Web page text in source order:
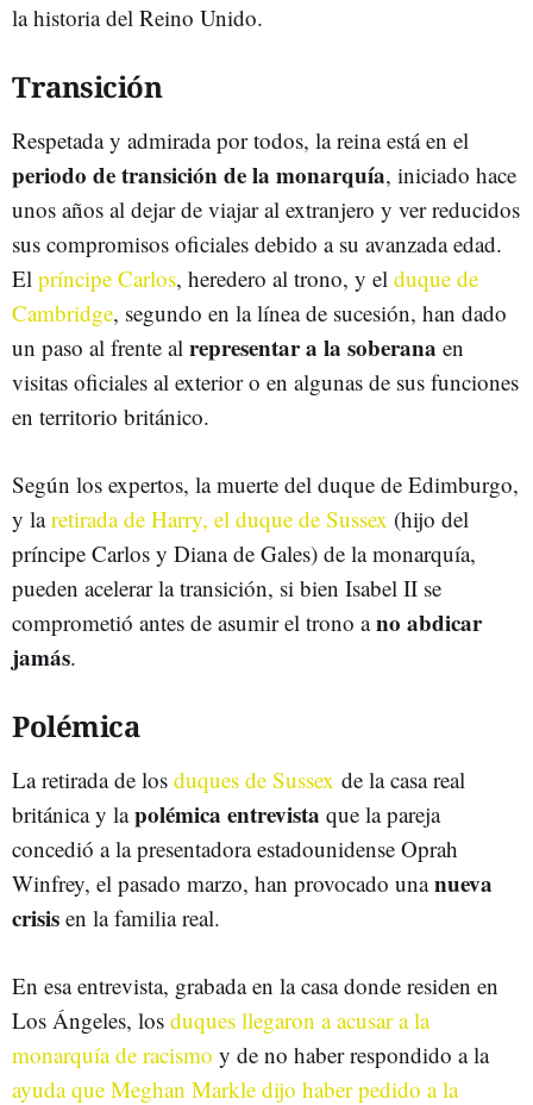
la historia del Reino Unido.
Transición
Respetada y admirada por todos, la reina está en el
periodo de transición de la monarquía, iniciado hace
unos años al dejar de viajar al extranjero y ver reducidos
sus compromisos oficiales debido a su avanzada edad.
El príncipe Carlos, heredero al trono, y el duque de
Cambridge, segundo en la línea de sucesión, han dado
un paso al frente al representar a la soberana en
visitas oficiales al exterior o en algunas de sus funciones
en territorio británico.
Según los expertos, la muerte del duque de Edimburgo,
y laretirada de Harry, el duque de Sussex (hijo del
príncipe Carlos y Diana de Gales) de la monarquía,
pueden acelerar la transición, si bien Isabel II se
comprometió antes de asumir el trono ano abdicar
jamás.
Polémica
La retirada de los duques de Sussex de la casa real
británica y lapolémica entrevista que la pareja
concedió a la presentadora estadounidense Oprah
Winfrey, el pasado marzo, han provocado unanueva
crisis en la familia real.
En esa entrevista, grabada en la casa donde residen en
Los Ángeles, los duques llegaron a acusar a la
monarquía de racismo y de no haber respondido a la
ayuda que Meghan Markle dijo haber pedido a la